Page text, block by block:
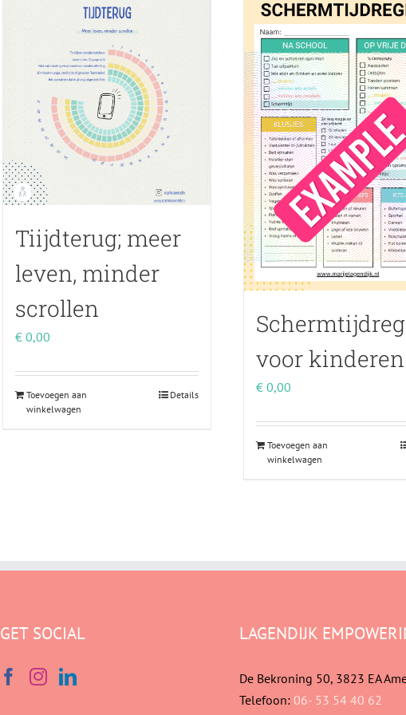
Tiijdterug; meer
leven, minder
scrollen
€0,00
Toevoegen aan
winkelwagen
Details
voor kinderen
€ 0,00
Toevoegen aan
winkelwagen
GET SOCIAL LAGENDIJK
De Bekroning 50, 3823 EA
Telefoon: 06- 53 54 40 62